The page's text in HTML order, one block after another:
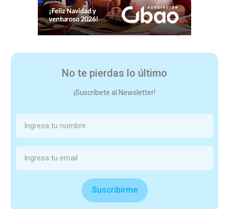
No te pierdas lo último
¡Suscríbete al Newsletter!
Suscribirme